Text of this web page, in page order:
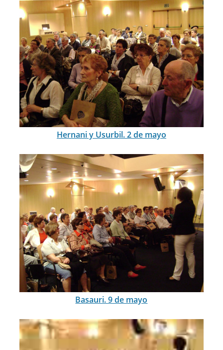
Hernani y Usurbil. 2 de mayo
Basauri. 9 de mayo